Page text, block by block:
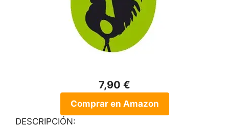
7,90 €
Comprar en Amazon
DESCRIPCIÓN: